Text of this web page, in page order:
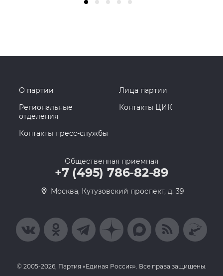
О партии
Лица партии
Региональные
отделения
Контакты ЦИК
Контакты пресс-службы
Общественная приемная
+7 (495) 786-82-89
Москва, Кутузовский проспект, д. 39
© 2005-2026, Партия «Единая Россия». Все права защищены.